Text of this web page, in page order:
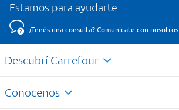
Estamos para ayudarte
¿Tenés una consulta? Comunicate con nosotros
Descubrí Carrefour
Conocenos